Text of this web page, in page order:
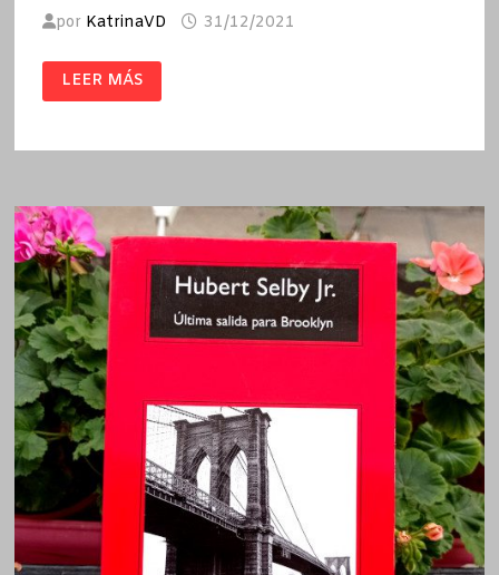
por KatrinaVD 31/12/2021
TOP
12
DEL
LAS
LEER MÁS